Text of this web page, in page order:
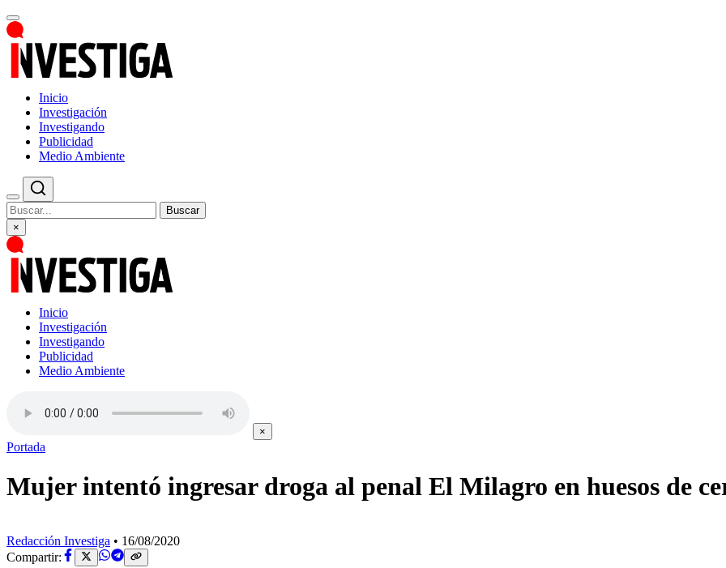
Inicio
Investigación
Investigando
Publicidad
Medio Ambiente
Buscar
×
Inicio
Investigación
Investigando
Publicidad
Medio Ambiente
×
Portada
Mujer intentó ingresar droga al penal El Milagro en huesos de
Redacción Investiga • 16/08/2020
Compartir: